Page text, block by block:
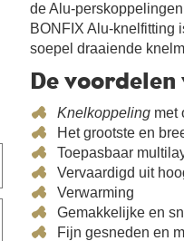
de Alu-
BONFIX Alu-knelfitting
soepel draaiende
De
Knelkoppeling met
Het grootste en
Toepasbaar
Vervaardigd uit
Verwarming
Gemakkelijke en
Fijn gesneden en